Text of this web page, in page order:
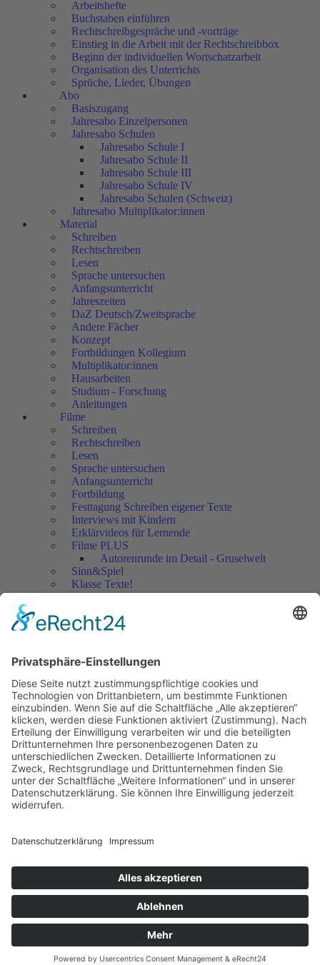
Arbeitshefte
Buchstaben einführen
Rechtschreibgespräche und -vorträge
Einstieg in die Arbeit mit der Rechtschreibbox
Beginn der individuellen Wortschatzarbeit
Organisation des Unterrichts
Sprüche, Lieder, Übungen
Abo
Basiszugang
Jahresabo Einzelpersonen
Jahresabo Schulen
Jahresabo Schule I
Jahresabo Schule II
Jahresabo Schule III
Jahresabo Schule IV
Jahresabo Schulen (Schweiz)
Jahresabo Multiplikator:innen
Material
Schreiben
Rechtschreiben
Lesen
Sprache untersuchen
Anfangsunterricht
Jahreszeiten
DaZ Deutsch/Zweitsprache
Andere Fächer
Konzept
Fortbildungen Kollegium
Multiplikator:innen
Hausarbeiten
Studium - Forschung
Anleitungen
Filme
Schreiben
Rechtschreiben
Lesen
Sprache untersuchen
Anfangsunterricht
Fortbildung
Festtagung Schreiben eigener Texte
Interviews mit Kindern
Erklärvideos für Lernende
Filme PLUS
Autorenrunde im Detail - Gruselwelt
Sinn&Spiel
Klasse Texte!
Filmausschnitte Grundschule
Jedes Kind wertschätzen!
Artikel
Artikel 2018
Artikel 2017
Artikel 2016
Artikel 2015
Artikel 2014
Artikel 2013
Artikel 2012
Artikel bis 2011
Artikel zum Download - Religion
Artikel zum Download
Autorenrunden
Individuelle Lernwege Teil II A
Individuelle Lernwege Teil II B
Weitere Bücher Deutsch
Forschung
Kontakt
Youtube